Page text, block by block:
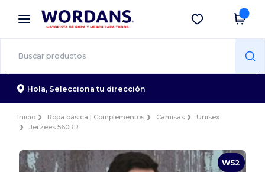
× App de Wordans
¡Mejores precios en app!
Descargar app
Hola, Selecciona tu dirección
Inicio Ropa básica | Complementos Camisas
Unisex
Jerzees 560RR
W52